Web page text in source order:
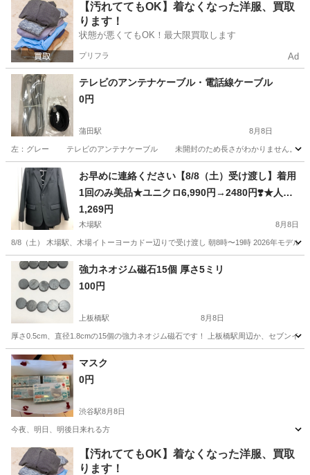
東京 品川区 下神明駅 その他 モンステラ
【汚れててもOK】着なくなった洋服、買取
ります！
状態が悪くてもOK！最大限買取します
プリフラ Ad
テレビのアンテナケーブル・電話線ケーブル
0円
蒲田駅 8月8日
左：グレー テレビのアンテナケーブル 未開封のため長さがわかりません。 右
東京 大田区 蒲田駅 その他 ケーブル
お早めに連絡ください【8/8（土）受け渡し】着用
1回のみ美品★ユニクロ6,990円→2480円❣️★人気
の感動ジャケット（メンズM）⑥
1,269円
木場駅 8月8日
8/8（土） 木場駅、木場イトーヨーカドー辺りで受け渡し 朝8時〜19時 2026年モデ
東京 江東区 木場駅 その他
強力ネオジム磁石15個 厚さ5ミリ
100円
上板橋駅 8月8日
厚さ0.5cm、直径1.8cmの15個の強力ネオジム磁石です！ 上板橋駅周辺か、セブンイ
東京 板橋区 上板橋駅
マスク
0円
渋谷駅8月8日
今夜、明日、明後日来れる方
東京 渋谷区 渋谷駅 その他
【汚れててもOK】着なくなった洋服、買取
ります！